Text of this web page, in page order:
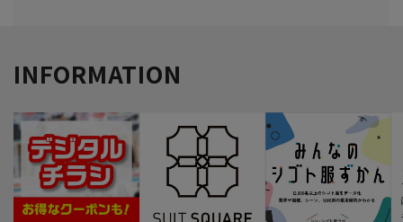
INFORMATION